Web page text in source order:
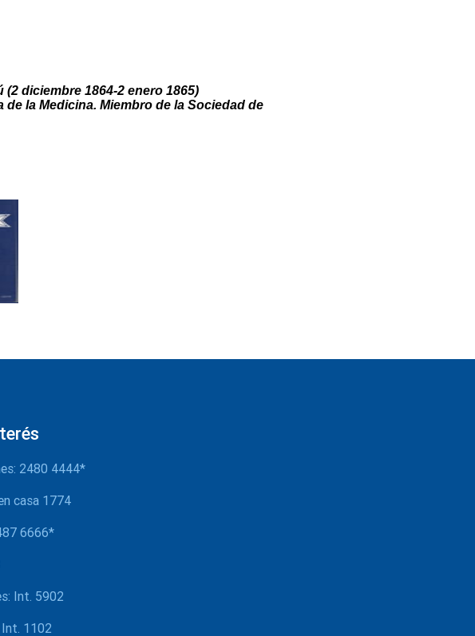
diciembre 1864-2 enero 1865)
de la Medicina. Miembro de la Sociedad de
2480 4444*
casa 1774
6666*
Int. 5902
1102